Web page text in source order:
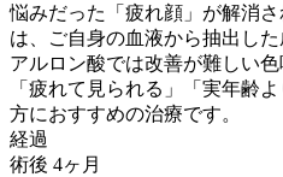
悩みだった「疲れ顔」が解消
は、ご自身の血液から抽出し
アルロン酸では改善が難しい色
「疲れて見られる」「実年齢
方におすすめの治療です。
経過
術後 4ヶ月